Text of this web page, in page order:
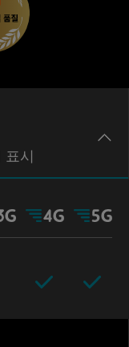
표시